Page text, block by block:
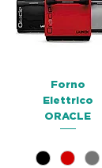
Forno
Elettrico
ORACLE